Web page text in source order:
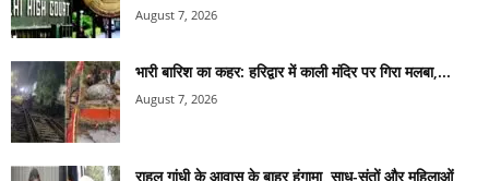
August 7, 2026
भारी बारिश का कहर: हरिद्वार में काली मंदिर पर गिरा मलबा,...
August 7, 2026
राहुल गांधी के आवास के बाहर हंगामा, साधु-संतों और महिलाओं